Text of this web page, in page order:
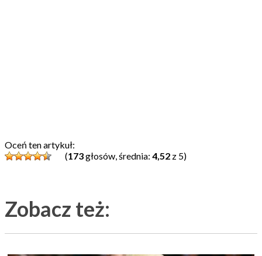
Oceń ten artykuł:
(173głosów, średnia: 4,52 z 5)
Zobacz też: